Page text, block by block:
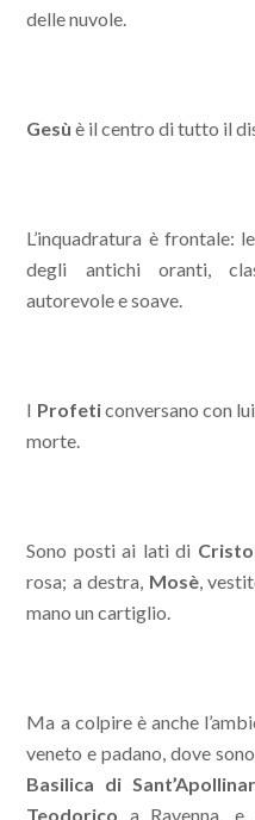
delle nuvole.
Gesù è il centro di tutto il
L’inquadratura è frontale:
degli antichi oranti,
autorevole e soave.
I Profeticonversano con
morte.
Sono posti ai lati di Cristo
rosa; a destra, Mosè,
mano un cartiglio.
Ma a colpire è anche
veneto e padano, dove
Basilica di
Teodorico a Ravenna,